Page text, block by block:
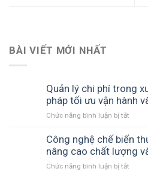
BÀI VIẾT MỚI NHẤT
Quản lý chi phí trong
pháp tối ưu vận hành
Chức năng bình luận bị tắt
lý
phí
Công nghệ chế biến
nâng cao chất lượng
Chức năng bình luận bị tắt